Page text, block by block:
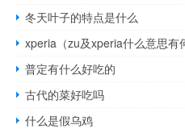
冬天叶子的特点是什么
xperia（zu及xperia什么意思有
普定有什么好吃的
古代的菜好吃吗
什么是假乌鸡